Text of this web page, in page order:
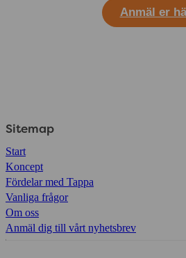
Anmäl er
Sitemap
Start
Koncept
Fördelar med Tappa
Vanliga frågor
Om oss
Anmäl dig till vårt nyhetsbrev